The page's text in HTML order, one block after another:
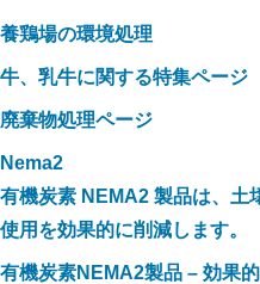
養鶏場の環境処理
牛、乳牛に関する特集ページ
廃棄物処理ページ
Nema2
有機炭素 NEMA2 製品は、土
使用を効果的に削減します。
有機炭素NEMA2製品 – 効果